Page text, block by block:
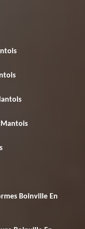
Boinville En